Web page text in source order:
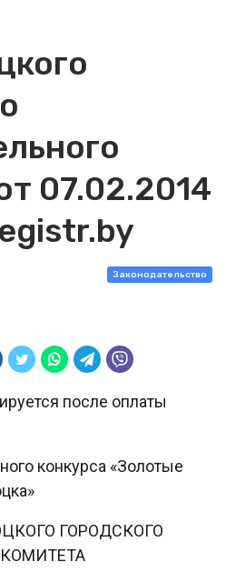
07.02.2014
Законодательство
после оплаты
конкурса «Золотые
ГОРОДСКОГО